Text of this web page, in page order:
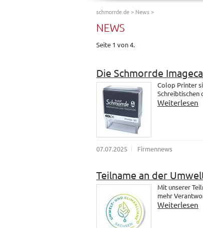
schmorrde.de> News>
NEWS
Seite 1 von 4.
Die Schmorrde
Colop Printer
Schreibtischen
Weiterlesen
07.07.2025 Firmennews
Teilname an der
Mit unserer
mehr
Weiterlesen